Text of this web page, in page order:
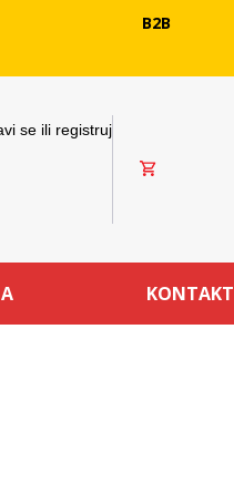
B2B
se ili registruj
KONTAKT